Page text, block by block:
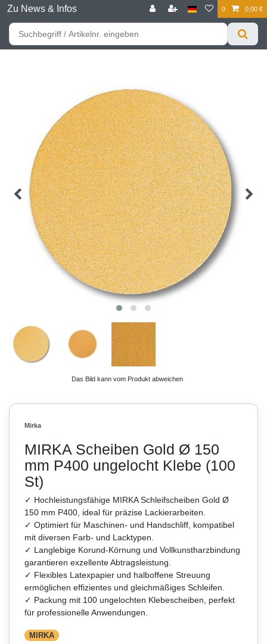
Zu News & Infos 0 0,00 €
Für bessere Preise HIER registrieren!
Das Bild kann vom Produkt abweichen
Mirka
MIRKA Scheiben Gold Ø 150
mm P400 ungelocht Klebe (100
St)
✓ Hochleistungsfähige MIRKA Schleifscheiben Gold Ø
150 mm P400, ideal für präzise Lackierarbeiten.
✓ Optimiert für Maschinen- und Handschliff, kompatibel
mit diversen Farb- und Lacktypen.
✓ Langlebige Korund-Körnung und Vollkunstharzbindung
garantieren exzellente Abtragsleistung.
✓ Flexibles Latexpapier und halboffene Streuung
ermöglichen effizientes und gleichmäßiges Schleifen.
✓ Packung mit 100 ungelochten Klebescheiben, perfekt
für professionelle Anwendungen.
MIRKA